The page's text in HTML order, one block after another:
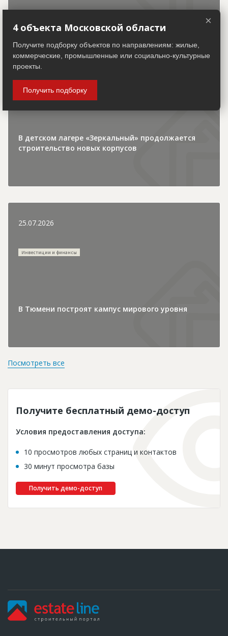
30.07.2026
Городская хроника
В детском лагере «Зеркальный» продолжается
строительство новых корпусов
25.07.2026
Инвестиции и финансы
В Тюмени построят кампус мирового уровня
Посмотреть все
Получите бесплатный демо-доступ
Условия предоставления доступа:
10 просмотров любых страниц и контактов
30 минут просмотра базы
Получить демо-доступ
×
4 объекта Московской области
Получите подборку объектов по направлениям: жилые,
коммерческие, промышленные или социально-культурные
проекты.
Получить подборку